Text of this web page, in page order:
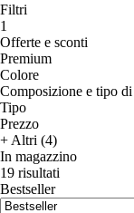
Filtri
1
Offerte e sconti
Premium
Colore
Composizione e tipo
Tipo
Prezzo
+ Altri (4)
In magazzino
19 risultati
Bestseller